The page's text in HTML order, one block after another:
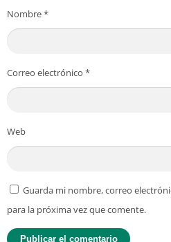
Nombre*
Correo electrónico *
Web
Guarda mi nombre, correo
para la próxima vez que comente.